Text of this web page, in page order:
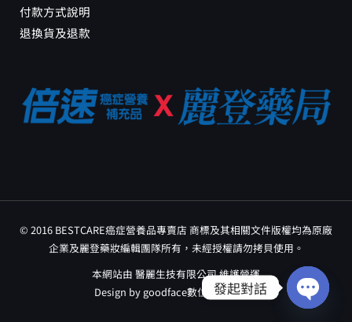
付款方式說明
退換貨及退款
© 2016 BESTCARE癌症營養品專賣店 商標及其相關文件版權均為原廠
企業及麗登藥妝編輯團隊所有，未經授權請勿拷貝使用。
本網站由 醫麗生技有限公司 維護營運
Design by goodface數位行銷工作室
發起對話
OPEN